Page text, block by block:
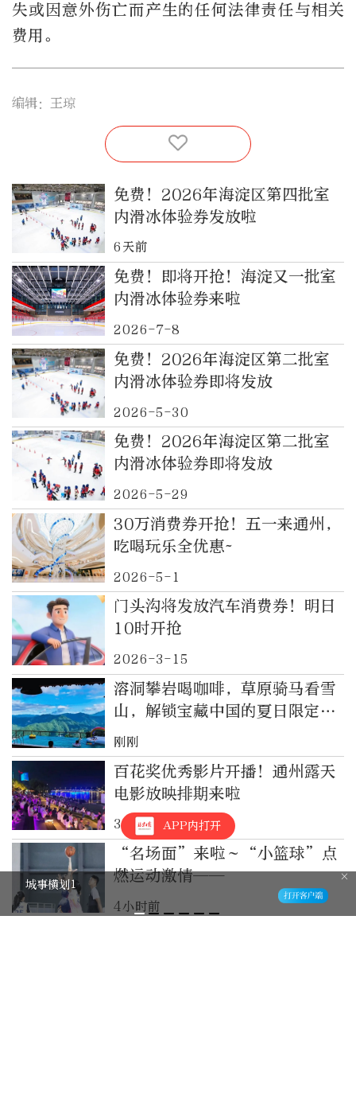
失或因意外伤亡而产生的任何法律责任与相关
费用。
编辑：王琼
免费！2026年海淀区第四批室
内滑冰体验券发放啦
6天前
免费！即将开抢！海淀又一批室
内滑冰体验券来啦
2026-7-8
免费！2026年海淀区第二批室
内滑冰体验券即将发放
2026-5-30
免费！2026年海淀区第二批室
内滑冰体验券即将发放
2026-5-29
30万消费券开抢！五一来通州，
吃喝玩乐全优惠~
2026-5-1
门头沟将发放汽车消费券！明日
10时开抢
2026-3-15
溶洞攀岩喝咖啡，草原骑马看雪
山，解锁宝藏中国的夏日限定体
验
刚刚
百花奖优秀影片开播！通州露天
电影放映排期来啦
3小时前
“名场面”来啦～“小篮球”点
燃运动激情——
4小时前
APP内打开
城事横划1